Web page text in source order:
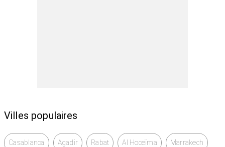
Villes populaires
Casablanca Agadir Rabat Al Hoceïma Marrakech